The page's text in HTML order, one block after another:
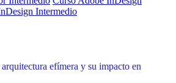
Intermedio
efímera y su impacto en